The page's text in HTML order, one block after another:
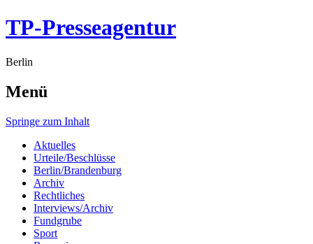
TP-Presseagentur
Berlin
Menü
Springe zum Inhalt
Aktuelles
Urteile/Beschlüsse
Berlin/Brandenburg
Archiv
Rechtliches
Interviews/Archiv
Fundgrube
Sport